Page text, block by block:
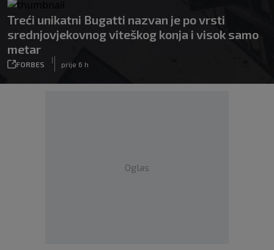
Treći unikatni Bugatti nazvan je po vrsti
srednjovjekovnog viteškog konja i visok samo
metar
FORBES
|
prije 6 h
Oglas